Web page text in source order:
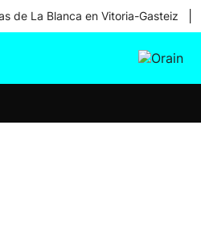
de La Blanca en Vitoria-Gasteiz